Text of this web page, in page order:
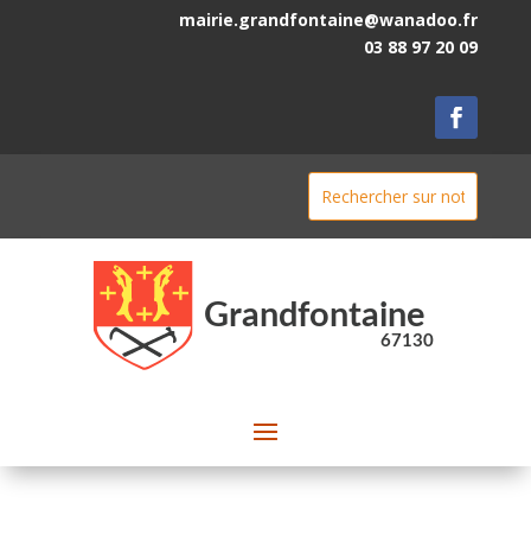
mairie.grandfontaine@wanadoo.fr
03 88 97 20 09